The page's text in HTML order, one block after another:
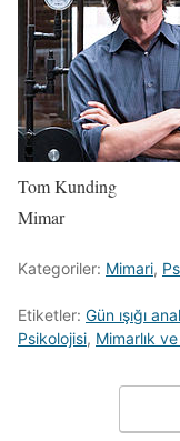
Tom Kunding
Mimar
Kategoriler: Mimari,
Etiketler: Gün ışığı
Psikolojisi, Mimarlık